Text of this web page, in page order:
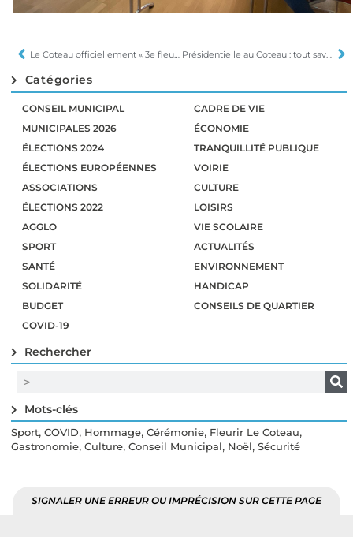
Présidentielle au Coteau : tout savoir
Catégories
CONSEIL MUNICIPAL
MUNICIPALES 2026
ÉLECTIONS 2024
ÉLECTIONS EUROPÉENNES
ASSOCIATIONS
ÉLECTIONS 2022
AGGLO
SPORT
SANTÉ
SOLIDARITÉ
BUDGET
COVID-19
CADRE DE VIE
ÉCONOMIE
TRANQUILLITÉ PUBLIQUE
VOIRIE
CULTURE
LOISIRS
VIE SCOLAIRE
ACTUALITÉS
ENVIRONNEMENT
HANDICAP
CONSEILS DE QUARTIER
Rechercher
Mots-clés
Sport, COVID, Hommage, Cérémonie, Fleurir Le Coteau,
Gastronomie, Culture, Conseil Municipal, Noël, Sécurité
SIGNALER UNE ERREUR OU IMPRÉCISION SUR CETTE PAGE